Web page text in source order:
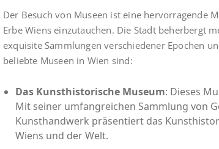
Der Besuch von Museen ist eine hervorragende
Erbe Wiens einzutauchen. Die Stadt beherbergt
exquisite Sammlungen verschiedener Epochen
beliebte Museen in Wien sind:
Das Kunsthistorische Museum: Dieses
Mit seiner umfangreichen Sammlung von
Kunsthandwerk präsentiert das
Wiens und der Welt.